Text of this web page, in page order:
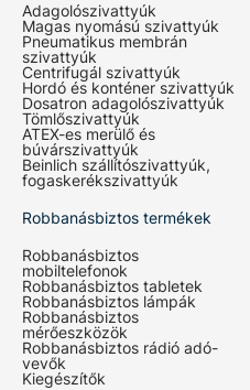
Adagolószivattyúk
Magas nyomású szivattyúk
Pneumatikus membrán
szivattyúk
Centrifugál szivattyúk
Hordó és konténer szivattyúk
Dosatron adagolószivattyúk
Tömlőszivattyúk
ATEX-es merülő és
búvárszivattyúk
Beinlich szállítószivattyúk,
fogaskerékszivattyúk
Robbanásbiztos termékek
Robbanásbiztos
mobiltelefonok
Robbanásbiztos tabletek
Robbanásbiztos lámpák
Robbanásbiztos
mérőeszközök
Robbanásbiztos rádió adó-
vevők
Kiegészítők